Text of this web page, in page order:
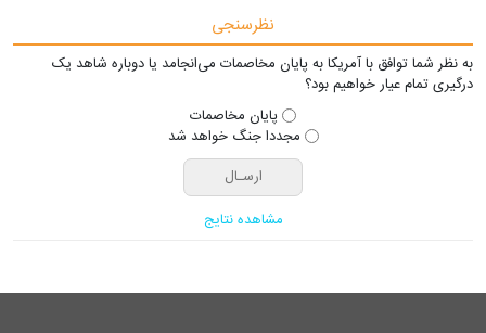
نظرسنجی
به نظر شما توافق با آمریکا به پایان مخاصمات می‌انجامد یا دوباره شاهد یک
درگیری تمام عیار خواهیم بود؟
پایان مخاصمات
مجددا جنگ خواهد شد
مشاهده نتایج